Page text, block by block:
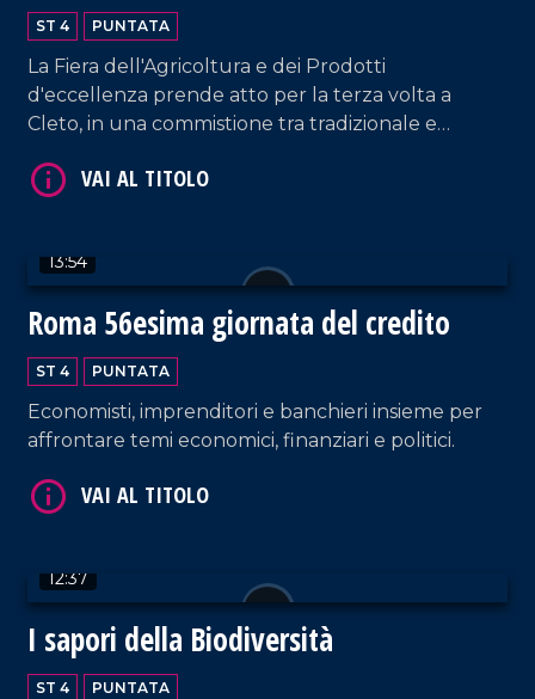
ST 4 PUNTATA
La Fiera dell'Agricoltura e dei Prodotti
d'eccellenza prende atto per la terza volta a
Cleto, in una commistione tra tradizionale e
13:54
Roma 56esima giornata del credito
ST 4 PUNTATA
Economisti, imprenditori e banchieri insieme per
affrontare temi economici, finanziari e politici.
12:37
I sapori della Biodiversità
ST 4 PUNTATA
VAI AL TITOLO
VAI AL TITOLO